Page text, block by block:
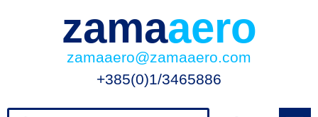
zamaaero
zamaaero@zamaaero.com
+385(0)1/3465886